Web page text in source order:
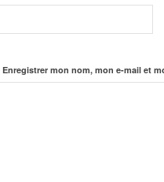
Enregistrer mon nom, mon e-mail et